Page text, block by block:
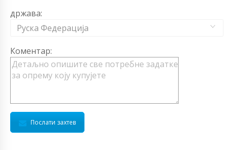
држава:
Руска Федерација
Коментар:
Послати захтев